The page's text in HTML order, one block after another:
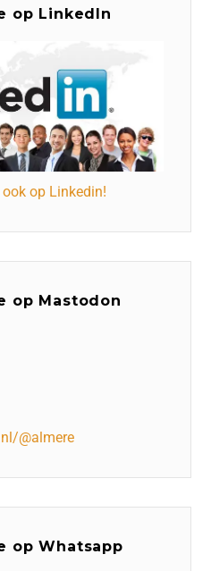
op LinkedIn
op Linkedin!
op Mastodon
@almere
op Whatsapp